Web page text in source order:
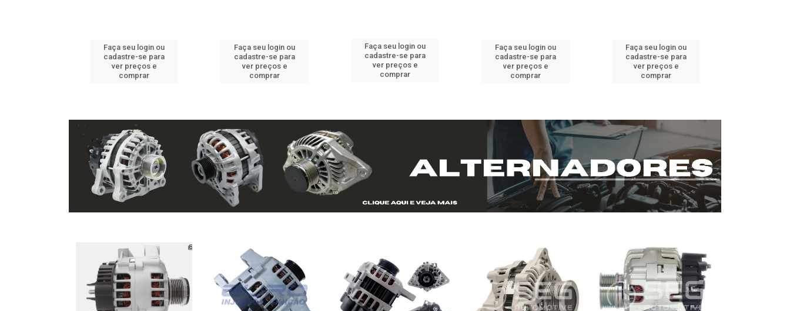
Faça seu login ou
cadastre-se para
ver preços e
comprar
Faça seu login ou
cadastre-se para
ver preços e
comprar
Faça seu login ou
cadastre-se para
ver preços e
comprar
Faça seu login ou
cadastre-se para
ver preços e
comprar
Faça seu login ou
cadastre-se para
ver preços e
comprar